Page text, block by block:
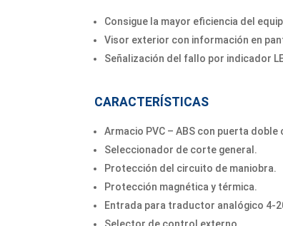
Consigue la mayor eficiencia del
Visor exterior con información en
Señalización del fallo por indicador
CARACTERÍSTICAS
Armacio PVC – ABS con puerta doble
Seleccionador de corte general.
Protección del circuito de maniobra.
Protección magnética y térmica.
Entrada para traductor analógico 4-
Selector de control externo.